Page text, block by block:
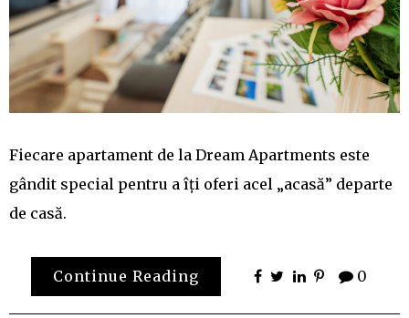
Fiecare apartament de la Dream Apartments este
gândit special pentru a îți oferi acel „acasă” departe
de casă.
Continue Reading 0